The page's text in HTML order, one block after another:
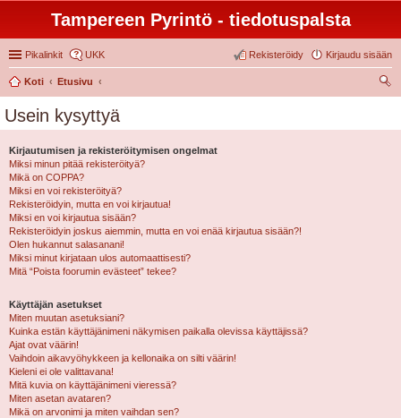
Tampereen Pyrintö - tiedotuspalsta
Pikalinkit UKK Kirjaudu sisään
Rekisteröidy
Koti
Etusivu
Usein kysyttyä
Kirjautumisen ja rekisteröitymisen ongelmat
Miksi minun pitää rekisteröityä?
Mikä on COPPA?
Miksi en voi rekisteröityä?
Rekisteröidyin, mutta en voi kirjautua!
Miksi en voi kirjautua sisään?
Rekisteröidyin joskus aiemmin, mutta en voi enää kirjautua sisään?!
Olen hukannut salasanani!
Miksi minut kirjataan ulos automaattisesti?
Mitä “Poista foorumin evästeet” tekee?
Käyttäjän asetukset
Miten muutan asetuksiani?
Kuinka estän käyttäjänimeni näkymisen paikalla olevissa käyttäjissä?
Ajat ovat väärin!
Vaihdoin aikavyöhykkeen ja kellonaika on silti väärin!
Kieleni ei ole valittavana!
Mitä kuvia on käyttäjänimeni vieressä?
Miten asetan avataren?
Mikä on arvonimi ja miten vaihdan sen?